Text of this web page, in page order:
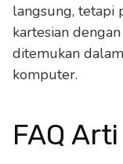
langsung, tetapi
kartesian
ditemukan
komputer.
FAQ